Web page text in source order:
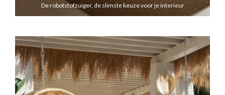
De robotstofzuiger, de slimste keuze voor je interieur